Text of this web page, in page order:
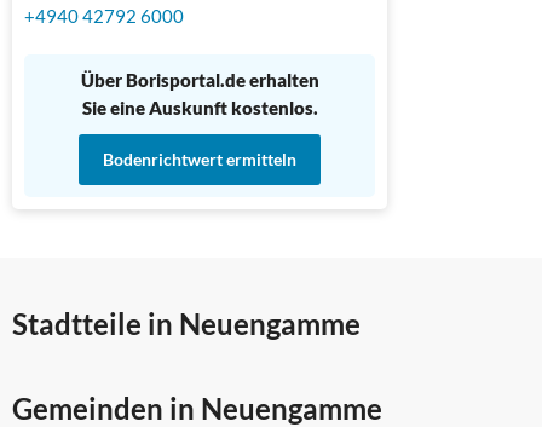
+4940 42792 6000
Über Borisportal.de erhalten
Sie eine Auskunft kostenlos.
Bodenrichtwert ermitteln
Stadtteile in Neuengamme
Gemeinden in Neuengamme